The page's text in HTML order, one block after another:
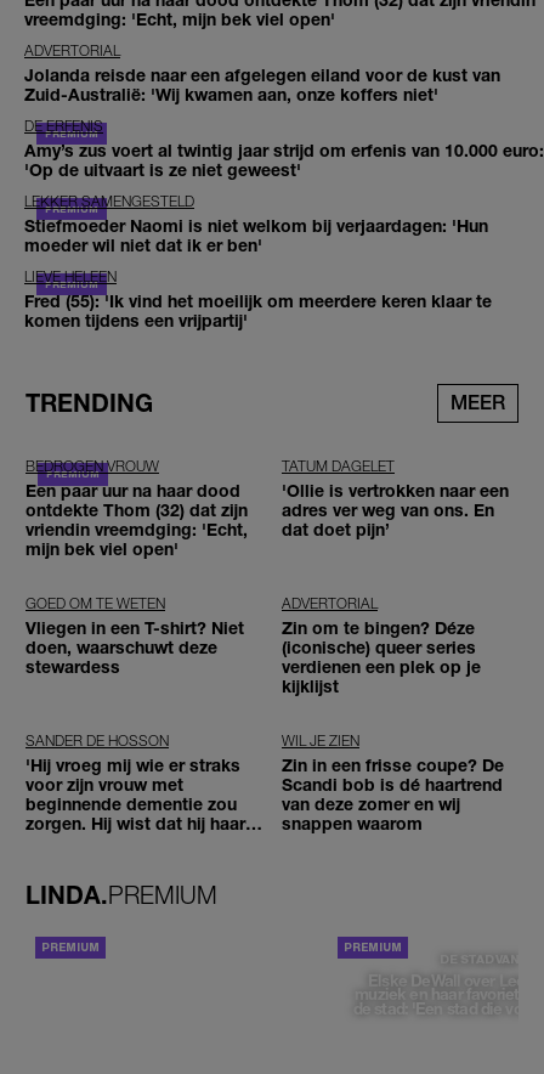
vreemdging: 'Echt, mijn bek viel open'
ADVERTORIAL
Jolanda reisde naar een afgelegen eiland voor de kust van
Zuid-Australië: 'Wij kwamen aan, onze koffers niet'
DE ERFENIS
Amy’s zus voert al twintig jaar strijd om erfenis van 10.000 euro:
'Op de uitvaart is ze niet geweest'
LEKKER SAMENGESTELD
Stiefmoeder Naomi is niet welkom bij verjaardagen: 'Hun
moeder wil niet dat ik er ben'
LIEVE HELEEN
Fred (55): 'Ik vind het moeilijk om meerdere keren klaar te
komen tijdens een vrijpartij'
TRENDING MEER
BEDROGEN VROUW
Een paar uur na haar dood
ontdekte Thom (32) dat zijn
vriendin vreemdging: 'Echt,
mijn bek viel open'
TATUM DAGELET
'Ollie is vertrokken naar een
adres ver weg van ons. En
dat doet pijn’
GOED OM TE WETEN
Vliegen in een T-shirt? Niet
doen, waarschuwt deze
stewardess
ADVERTORIAL
Zin om te bingen? Déze
(iconische) queer series
verdienen een plek op je
kijklijst
SANDER DE HOSSON
'Hij vroeg mij wie er straks
voor zijn vrouw met
beginnende dementie zou
zorgen. Hij wist dat hij haar
WIL JE ZIEN
Zin in een frisse coupe? De
Scandi bob is dé haartrend
van deze zomer en wij
snappen waarom
LINDA.PREMIUM
DE STAD VAN
Elske DeWall over
muziek en haar favoriete
de stad: 'Een stad die